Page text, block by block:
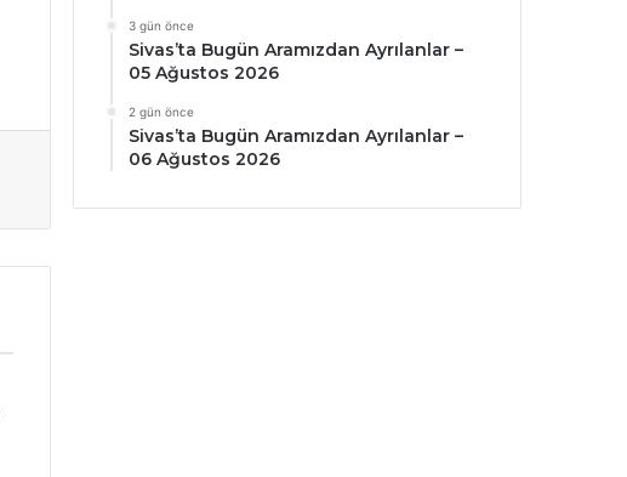
3 gün önce
Sivas’ta Bugün Aramızdan Ayrılanlar –
05 Ağustos 2026
2 gün önce
Sivas’ta Bugün Aramızdan Ayrılanlar –
06 Ağustos 2026